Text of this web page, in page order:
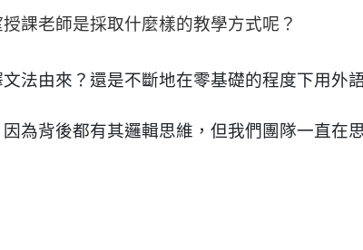
課老師是採取什麼樣的教學方式呢？
法由來？還是不斷地在零基礎的程度下用外
為背後都有其邏輯思維，但我們團隊一直在